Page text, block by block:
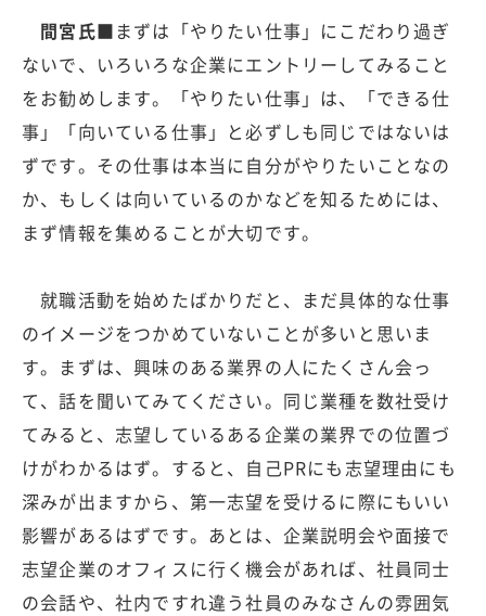
間宮氏■ まずは「やりたい仕事」にこだわり過ぎ
ないで、いろいろな企業にエントリーしてみること
をお勧めします。「やりたい仕事」は、「できる仕
事」「向いている仕事」と必ずしも同じではないは
ずです。その仕事は本当に自分がやりたいことなの
か、もしくは向いているのかなどを知るためには、
まず情報を集めることが大切です。
就職活動を始めたばかりだと、まだ具体的な仕事
のイメージをつかめていないことが多いと思いま
す。まずは、興味のある業界の人にたくさん会っ
て、話を聞いてみてください。同じ業種を数社受け
てみると、志望しているある企業の業界での位置づ
けがわかるはず。すると、自己PRにも志望理由にも
深みが出ますから、第一志望を受けるに際にもいい
影響があるはずです。あとは、企業説明会や面接で
志望企業のオフィスに行く機会があれば、社員同士
の会話や、社内ですれ違う社員のみなさんの雰囲気